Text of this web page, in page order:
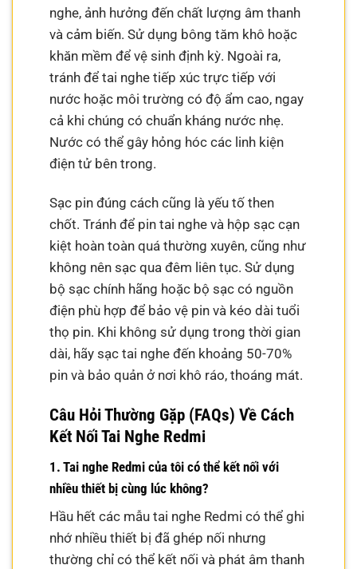
nghe, ảnh hưởng đến chất lượng âm thanh
và cảm biến. Sử dụng bông tăm khô hoặc
khăn mềm để vệ sinh định kỳ. Ngoài ra,
tránh để tai nghe tiếp xúc trực tiếp với
nước hoặc môi trường có độ ẩm cao, ngay
cả khi chúng có chuẩn kháng nước nhẹ.
Nước có thể gây hỏng hóc các linh kiện
điện tử bên trong.
Sạc pin đúng cách cũng là yếu tố then
chốt. Tránh để pin tai nghe và hộp sạc cạn
kiệt hoàn toàn quá thường xuyên, cũng như
không nên sạc qua đêm liên tục. Sử dụng
bộ sạc chính hãng hoặc bộ sạc có nguồn
điện phù hợp để bảo vệ pin và kéo dài tuổi
thọ pin. Khi không sử dụng trong thời gian
dài, hãy sạc tai nghe đến khoảng 50-70%
pin và bảo quản ở nơi khô ráo, thoáng mát.
Câu Hỏi Thường Gặp (FAQs) Về Cách
Kết Nối Tai Nghe Redmi
1. Tai nghe Redmi của tôi có thể kết nối với
nhiều thiết bị cùng lúc không?
Hầu hết các mẫu tai nghe Redmi có thể ghi
nhớ nhiều thiết bị đã ghép nối nhưng
thường chỉ có thể kết nối và phát âm thanh